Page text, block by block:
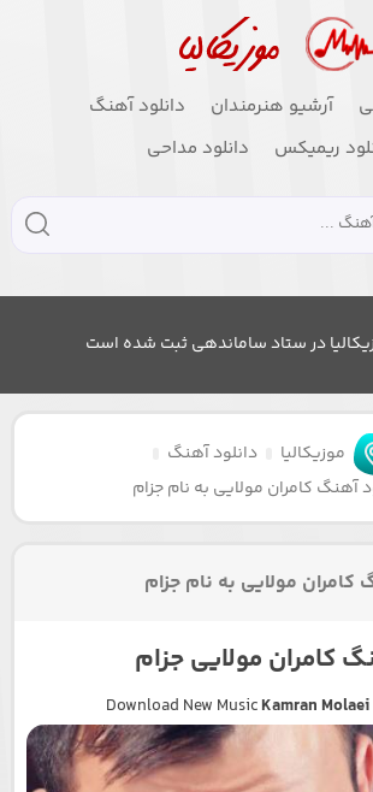
آرشیو هنرمندان
دانلود آهنگ
ریمیکس
دانلود مداحی
در ستاد ساماندهی ثبت شده است
موزیکالیا
دانلود آهنگ
آهنگ کامران مولایی به نام جزام
کامران مولایی به نام جزام
کامران مولایی جزام
Download New MusicKamran Molaei